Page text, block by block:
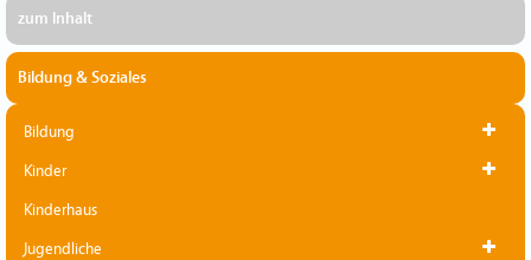
zum Inhalt
Bildung & Soziales
Bildung
Kinder
Kinderhaus
Jugendliche